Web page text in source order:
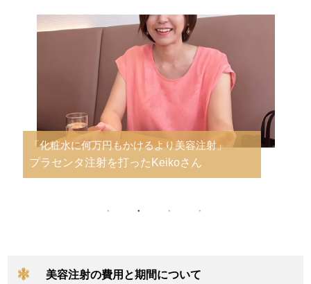
「ビタミン剤以上の即効性を期待して」
ビタミン注射を打ったTomoeさん
美容注射の費用と期間について